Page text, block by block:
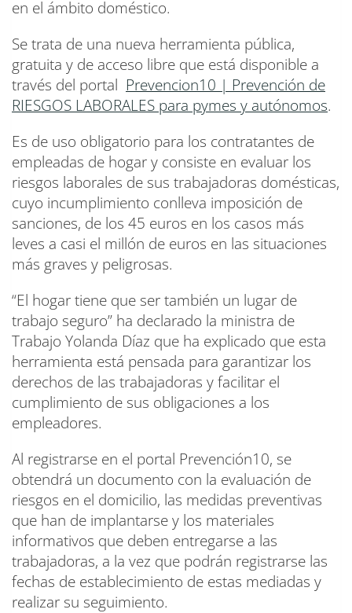
en el ámbito doméstico.
Se trata de una nueva herramienta pública,
gratuita y de acceso libre que está disponible a
través del portal Prevencion10 | Prevención de
RIESGOS LABORALES para pymes y autónomos.
Es de uso obligatorio para los contratantes de
empleadas de hogar y consiste en evaluar los
riesgos laborales de sus trabajadoras domésticas,
cuyo incumplimiento conlleva imposición de
sanciones, de los 45 euros en los casos más
leves a casi el millón de euros en las situaciones
más graves y peligrosas.
“El hogar tiene que ser también un lugar de
trabajo seguro” ha declarado la ministra de
Trabajo Yolanda Díaz que ha explicado que esta
herramienta está pensada para garantizar los
derechos de las trabajadoras y facilitar el
cumplimiento de sus obligaciones a los
empleadores.
Al registrarse en el portal Prevención10, se
obtendrá un documento con la evaluación de
riesgos en el domicilio, las medidas preventivas
que han de implantarse y los materiales
informativos que deben entregarse a las
trabajadoras, a la vez que podrán registrarse las
fechas de establecimiento de estas mediadas y
realizar su seguimiento.